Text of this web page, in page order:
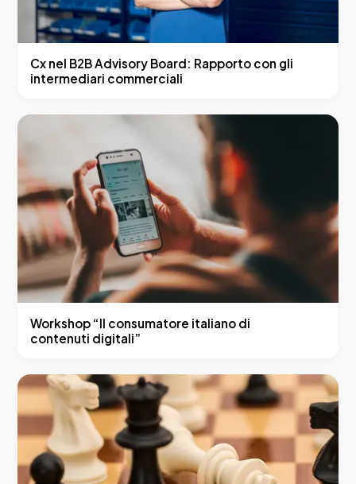
Cx nel B2B Advisory Board: Rapporto con gli
intermediari commerciali
Workshop “Il consumatore italiano di
contenuti digitali”